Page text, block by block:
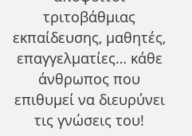
τριτοβάθμιας
εκπαίδευσης, μαθητές,
επαγγελματίες… κάθε
άνθρωπος που
επιθυμεί να διευρύνει
τις γνώσεις του!